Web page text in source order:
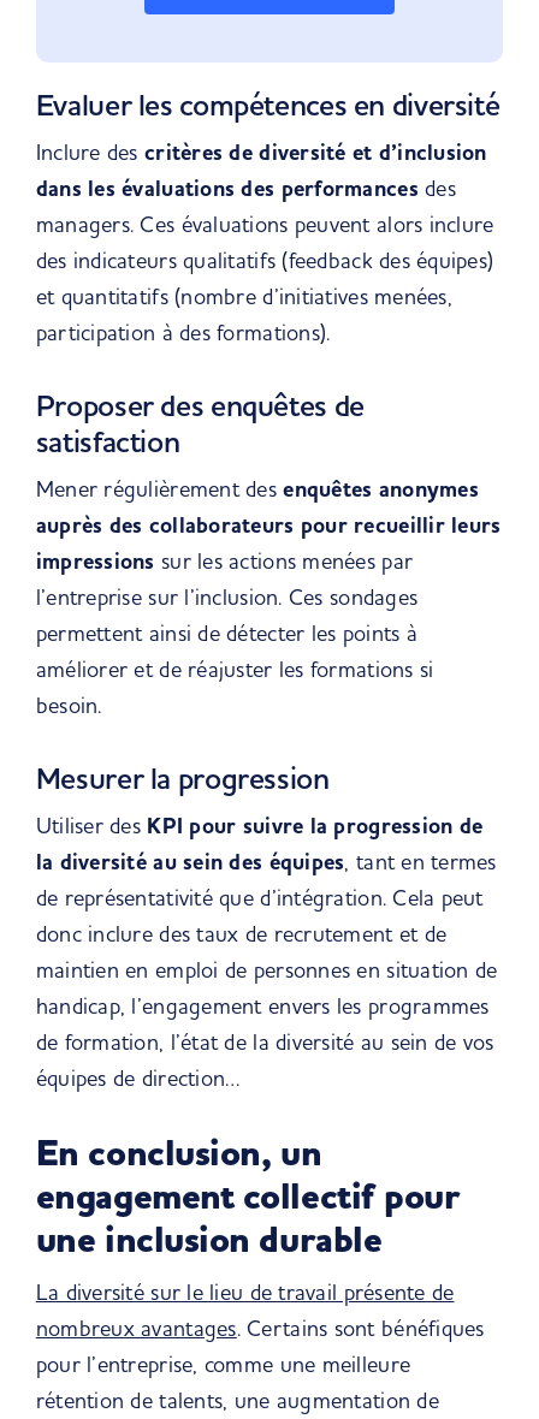
Evaluer les compétences en diversité
Inclure des critères de diversité et d’inclusion
dans les évaluations des performances des
managers. Ces évaluations peuvent alors inclure
des indicateurs qualitatifs (feedback des équipes)
et quantitatifs (nombre d’initiatives menées,
participation à des formations).
Proposer des enquêtes de
satisfaction
Mener régulièrement desenquêtes anonymes
auprès des collaborateurs pour recueillir leurs
impressions sur les actions menées par
l’entreprise sur l’inclusion. Ces sondages
permettent ainsi de détecter les points à
améliorer et de réajuster les formations si
besoin.
Mesurer la progression
Utiliser des KPI pour suivre la progression de
la diversité au sein des équipes, tant en termes
de représentativité que d’intégration. Cela peut
donc inclure des taux de recrutement et de
maintien en emploi de personnes en situation de
handicap, l’engagement envers les programmes
de formation, l’état de la diversité au sein de vos
équipes de direction…
En conclusion, un
engagement collectif pour
une inclusion durable
La diversité sur le lieu de travail présente de
nombreux avantages. Certains sont bénéfiques
pour l’entreprise, comme une meilleure
rétention de talents, une augmentation de